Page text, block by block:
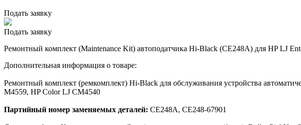
Подать заявку
Подать заявку
Ремонтный комплект (Maintenance Kit) автоподатчика Hi-Black (CE248A) для HP LJ
Дополнительная информация о товаре:
Ремонтный комплект (ремкомплект) Hi-Black для обслуживания устройства
M4559, HP Color LJ CM4540
Партийный номер заменяемых деталей: CE248A, CE248-67901